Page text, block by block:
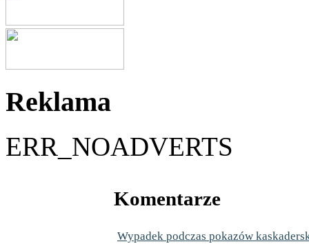
Reklama
ERR_NOADVERTS
Komentarze
Wypadek podczas pokazów